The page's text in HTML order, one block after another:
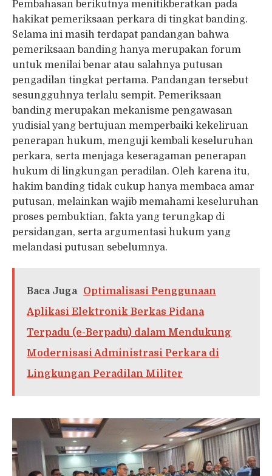
Pembahasan berikutnya menitikberatkan pada
hakikat pemeriksaan perkara di tingkat banding.
Selama ini masih terdapat pandangan bahwa
pemeriksaan banding hanya merupakan forum
untuk menilai benar atau salahnya putusan
pengadilan tingkat pertama. Pandangan tersebut
sesungguhnya terlalu sempit. Pemeriksaan
banding merupakan mekanisme pengawasan
yudisial yang bertujuan memperbaiki kekeliruan
penerapan hukum, menguji kembali keseluruhan
perkara, serta menjaga keseragaman penerapan
hukum di lingkungan peradilan. Oleh karena itu,
hakim banding tidak cukup hanya membaca amar
putusan, melainkan wajib memahami keseluruhan
proses pembuktian, fakta yang terungkap di
persidangan, serta argumentasi hukum yang
melandasi putusan sebelumnya.
Baca Juga
Optimalisasi Penggunaan
Aplikasi Elektronik Berkas Pidana
Terpadu (e-Berpadu) dalam Mendukung
Modernisasi Administrasi Perkara di
Lingkungan Peradilan Militer